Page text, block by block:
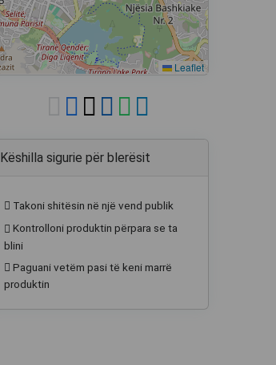
Leaflet
Këshilla sigurie për blerësit
Takoni shitësin në një vend publik
Kontrolloni produktin përpara se ta
blini
Paguani vetëm pasi të keni marrë
produktin